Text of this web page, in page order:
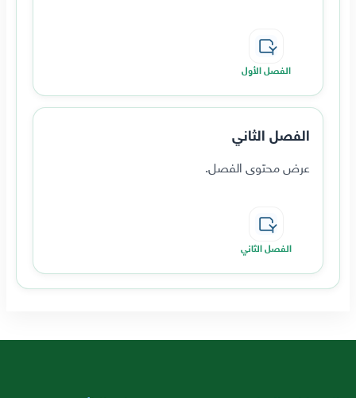
الفصل الأول
الفصل الثاني
عرض محتوى الفصل.
الفصل الثاني